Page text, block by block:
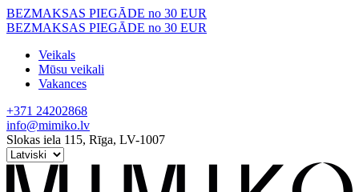
Skip
to
BEZMAKSAS PIEGĀDE no 30 EUR
BEZMAKSAS PIEGĀDE no 30 EUR
Veikals
Mūsu veikali
Vakances
+371 24202868
info@mimiko.lv
Slokas iela 115, Rīga, LV-1007